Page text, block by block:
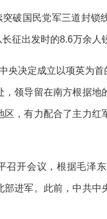
破国民党军三道封锁
征出发时的8.6万余人
央决定成立以项英为
领导留在南方根据
，有力配合了主力
召开会议，根据毛泽
进军。此前，中共